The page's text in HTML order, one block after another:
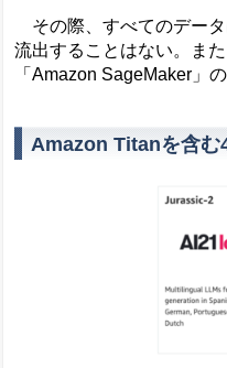
その際、すべてのデータ
流出することはない。ま
「Amazon SageMaker」
Amazon Titanを含む